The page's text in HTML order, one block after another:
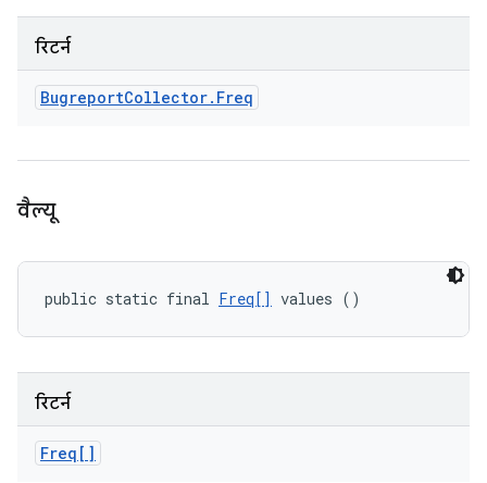
रिटर्न
BugreportCollector. Freq
वैल्यू
public static final Freq[] values ()
रिटर्न
Freq[]